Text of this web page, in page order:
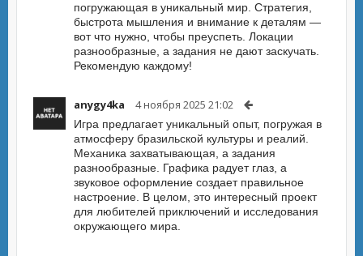
погружающая в уникальный мир. Стратегия,
быстрота мышления и внимание к деталям —
вот что нужно, чтобы преуспеть. Локации
разнообразные, а задания не дают заскучать.
Рекомендую каждому!
anygy4ka 4 ноября 2025 21:02
Игра предлагает уникальный опыт, погружая в
атмосферу бразильской культуры и реалий.
Механика захватывающая, а задания
разнообразные. Графика радует глаз, а
звуковое оформление создает правильное
настроение. В целом, это интересный проект
для любителей приключений и исследования
окружающего мира.